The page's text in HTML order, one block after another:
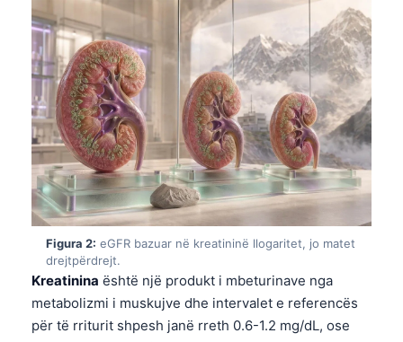
Figura 2: eGFR bazuar në kreatininë llogaritet, jo matet
drejtpërdrejt.
Kreatinina është një produkt i mbeturinave nga
metabolizmi i muskujve dhe intervalet e referencës
për të rriturit shpesh janë rreth 0.6-1.2 mg/dL, ose